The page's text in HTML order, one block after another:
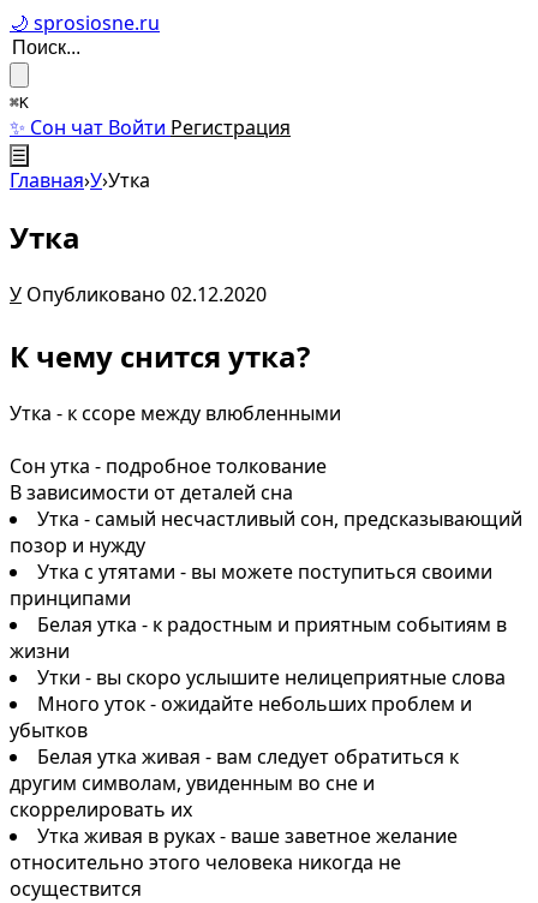
🌙 sprosiosne.ru
⌘K
✨ Сон чат Войти Регистрация
☰
Главная›У›Утка
Утка
У Опубликовано 02.12.2020
К чему снится утка?
Утка - к ссоре между влюбленными
Сон утка - подробное толкование
В зависимости от деталей сна
Утка - самый несчастливый сон, предсказывающий
позор и нужду
Утка с утятами - вы можете поступиться своими
принципами
Белая утка - к радостным и приятным событиям в
жизни
Утки - вы скоро услышите нелицеприятные слова
Много уток - ожидайте небольших проблем и
убытков
Белая утка живая - вам следует обратиться к
другим символам, увиденным во сне и
скоррелировать их
Утка живая в руках - ваше заветное желание
относительно этого человека никогда не
осуществится